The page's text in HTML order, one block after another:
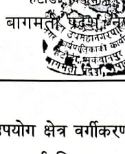
हेटौंडा
चुरियामाई सुरुङको
पोषाक र परिचयपत्र